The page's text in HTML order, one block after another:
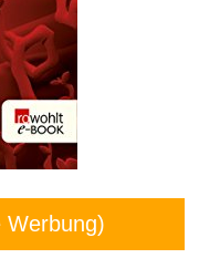
Werbung)